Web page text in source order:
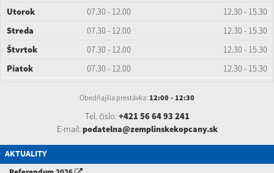
Utorok
07.30 - 12.00
12.30 - 15.30
Streda
07.30 - 12.00
12.30 - 15.30
Štvrtok
07.30 - 12.00
12.30 - 15.30
Piatok
07.30 - 12.00 12.30 - 15.30
Obedňajšia prestávka: 12:00 - 12:30
Tel. číslo: +421 56 64 93 241
E-mail: podatelna@zemplinskekopcany.sk
AKTUALITY